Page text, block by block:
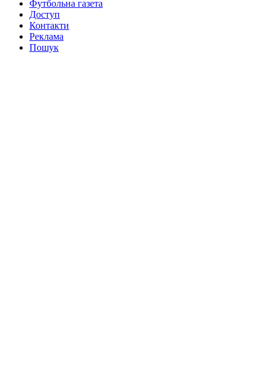
Футбольна газета
Доступ
Контакти
Реклама
Пошук